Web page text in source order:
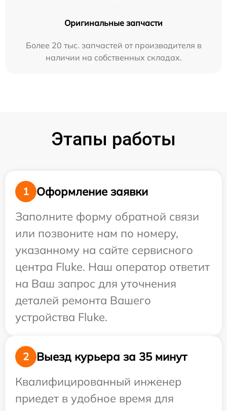
Оригинальные запчасти
Более 20 тыс. запчастей от производителя в
наличии на собственных складах.
Этапы работы
1
Оформление заявки
Заполните форму обратной связи
или позвоните нам по номеру,
указанному на сайте сервисного
центра Fluke. Наш оператор ответит
на Ваш запрос для уточнения
деталей ремонта Вашего
устройства Fluke.
2
Выезд курьера за 35 минут
Квалифицированный инженер
приедет в удобное время для